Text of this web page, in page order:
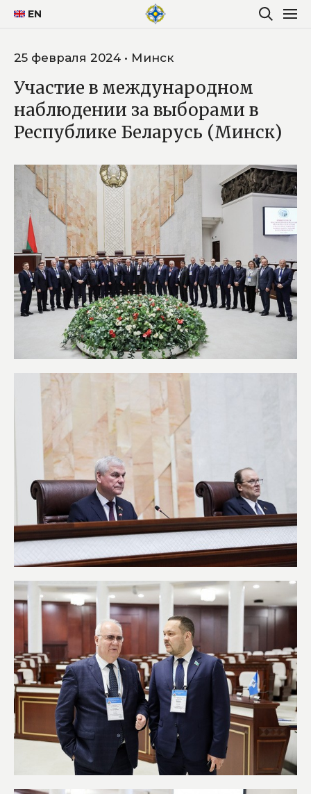
EN
25 февраля 2024 • Минск
Участие в международном
наблюдении за выборами в
Республике Беларусь (Минск)